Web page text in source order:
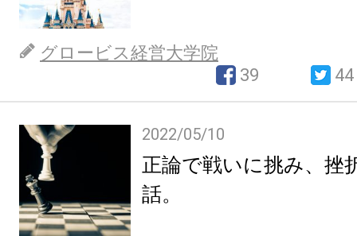
グロービス経営大学院
39
44
2022/05/10
正論で戦いに挑み、挫
話。